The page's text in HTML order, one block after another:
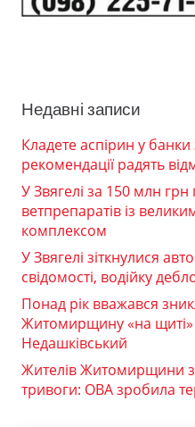
Недавні записи
Кладете аспірин у
рекомендації радять
У Звягелі за 150 млн
ветпрепаратів із
комплексом
У Звягелі зіткнулися
свідомості, водійку
Понад рік вважався
Житомирщину «на щиті»
Недашківський
Жителів Житомирщини
тривоги: ОВА зробила